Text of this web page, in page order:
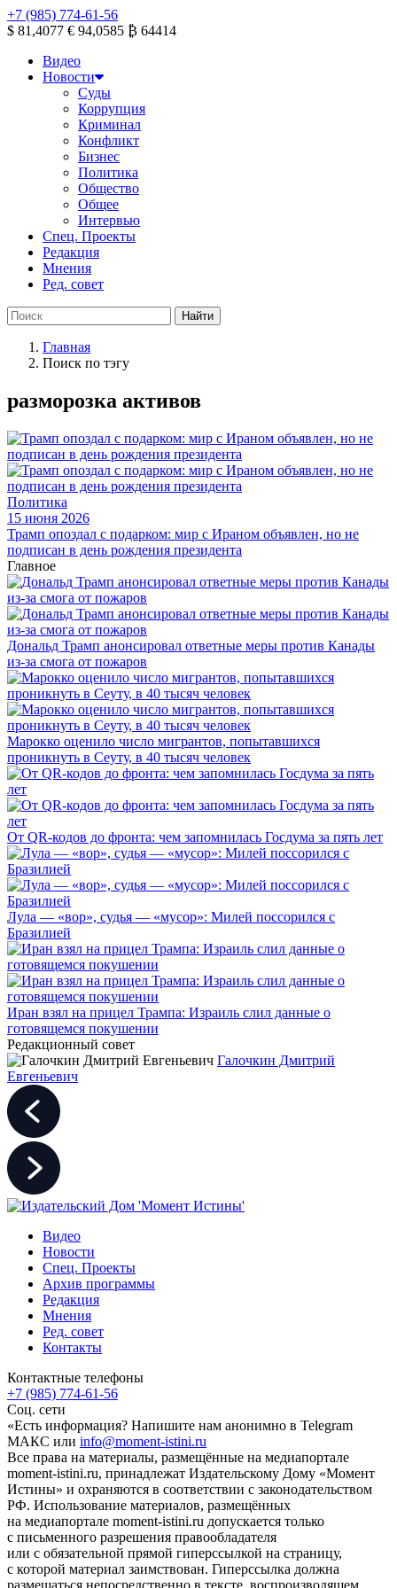
+7 (985) 774-61-56
$ 81,4077 € 94,0585 ₿ 64414
Видео
Новости
Суды
Коррупция
Криминал
Конфликт
Бизнес
Политика
Общество
Общее
Интервью
Спец. Проекты
Редакция
Мнения
Ред. совет
Главная
Поиск по тэгу
разморозка активов
Политика
15 июня 2026
Трамп опоздал с подарком: мир с Ираном объявлен, но не
подписан в день рождения президента
Главное
Дональд Трамп анонсировал ответные меры против Канады
из-за смога от пожаров
Марокко оценило число мигрантов, попытавшихся
проникнуть в Сеуту, в 40 тысяч человек
От QR-кодов до фронта: чем запомнилась Госдума за пять лет
Лула — «вор», судья — «мусор»: Милей поссорился с
Бразилией
Иран взял на прицел Трампа: Израиль слил данные о
готовящемся покушении
Редакционный совет
Галочкин Дмитрий
Евгеньевич
Видео
Новости
Спец. Проекты
Архив программы
Редакция
Мнения
Ред. совет
Контакты
Контактные телефоны
+7 (985) 774-61-56
Соц. сети
«Есть информация? Напишите нам анонимно в Telegram
МАКС или info@moment-istini.ru
Все права на материалы, размещённые на медиапортале
moment-istini.ru, принадлежат Издательскому Дому «Момент
Истины» и охраняются в соответствии с законодательством
РФ. Использование материалов, размещённых
на медиапортале moment-istini.ru допускается только
с письменного разрешения правообладателя
или с обязательной прямой гиперссылкой на страницу,
с которой материал заимствован. Гиперссылка должна
размещаться непосредственно в тексте, воспроизводящем